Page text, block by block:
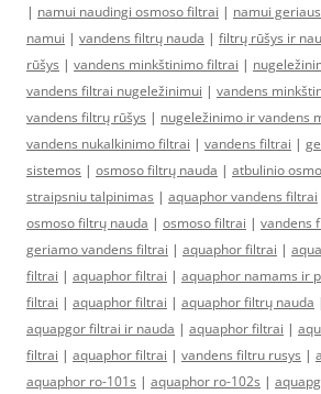
| namui naudingi osmoso filtrai | namui
namui | vandens filtrų nauda | filtrų rūšys ir
rūšys | vandens minkštinimo filtrai |
vandens filtrai nugeležinimui | vandens
vandens filtrų rūšys | nugeležinimo ir vandens
vandens nukalkinimo filtrai | vandens filtrai |
sistemos | osmoso filtrų nauda | atbulinio
straipsniu talpinimas | aquaphor vandens filtrai
osmoso filtrų nauda | osmoso filtrai | vandens
geriamo vandens filtrai | aquaphor filtrai |
filtrai | aquaphor filtrai | aquaphor namams ir
filtrai | aquaphor filtrai | aquaphor filtrų nauda
aquapgor filtrai ir nauda | aquaphor filtrai |
filtrai | aquaphor filtrai | vandens filtru rusys |
aquaphor ro-101s | aquaphor ro-102s |